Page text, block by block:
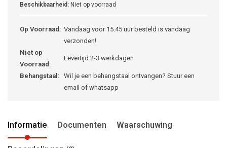
Beschikbaarheid: Niet op voorraad
Op Voorraad: Vandaag voor 15.45 uur besteld is vandaag
verzonden!
Niet op
Voorraad:
Levertijd 2-3 werkdagen
Behangstaal: Wil je een behangstaal ontvangen? Stuur een
email of whatsapp
Informatie Documenten Waarschuwing